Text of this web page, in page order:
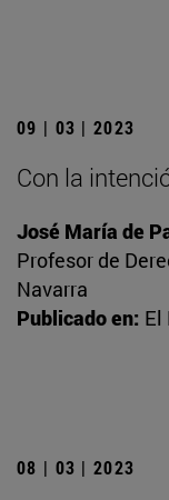
09 | 03 | 2023
Con la
José María de
Profesor de
Navarra
Publicado en: El
08 | 03 | 2023